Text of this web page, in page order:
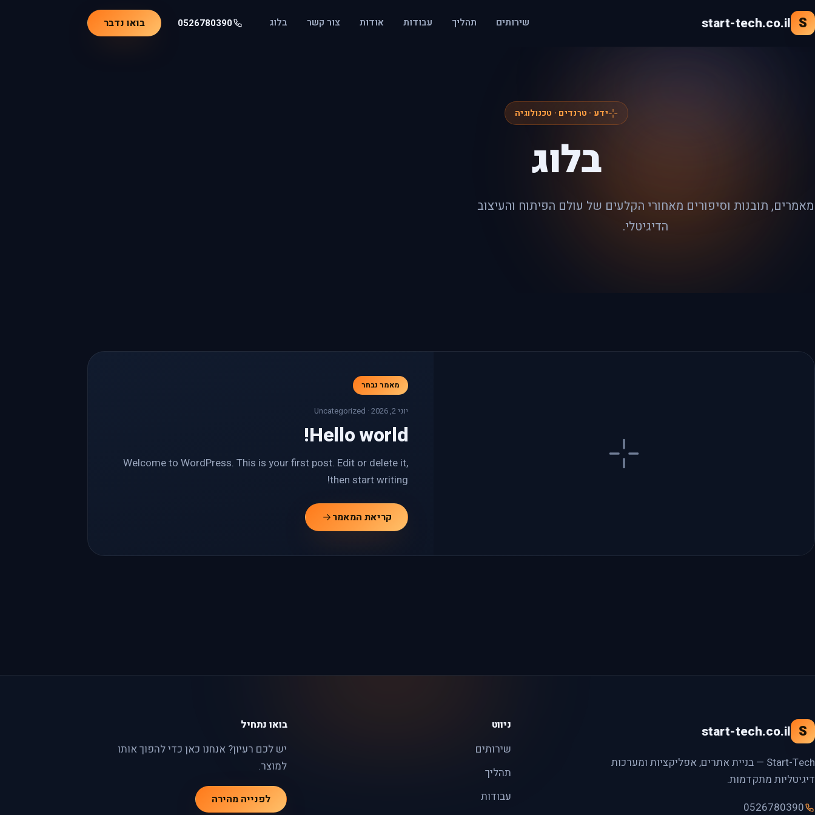
דלג
לתוכן
S
start-tech.co.il שירותים תהליך עבודות אודות צור קשר בלוג 0526780390 בואו נדבר
ידע · טרנדים · טכנולוגיה
בלוג
מאמרים, תובנות וסיפורים מאחורי הקלעים של עולם הפיתוח והעיצוב
הדיגיטלי.
מאמר נבחר
יוני 2, 2026 · Uncategorized
Hello world!
Welcome to WordPress. This is your first post. Edit or delete it,
then start writing!
קריאת המאמר
S
start-tech.co.il
Start-Tech — בניית אתרים, אפליקציות ומערכות
דיגיטליות מתקדמות.
0526780390
ניווט
שירותים
תהליך
עבודות
בואו נתחיל
יש לכם רעיון? אנחנו כאן כדי להפוך אותו
למוצר.
לפנייה מהירה